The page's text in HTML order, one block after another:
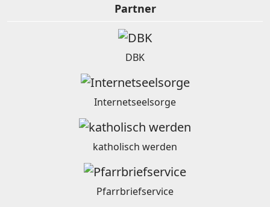
Partner
DBK
Internetseelsorge
katholisch werden
Pfarrbriefservice